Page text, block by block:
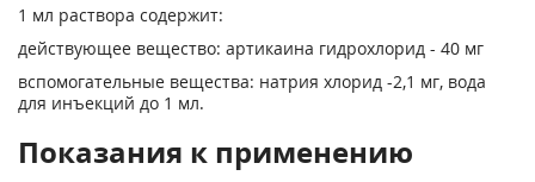
1 мл раствора содержит:
действующее вещество: артикаина гидрохлорид - 40 мг
вспомогательные вещества: натрия хлорид -2,1 мг, вода
для инъекций до 1 мл.
Показания к применению